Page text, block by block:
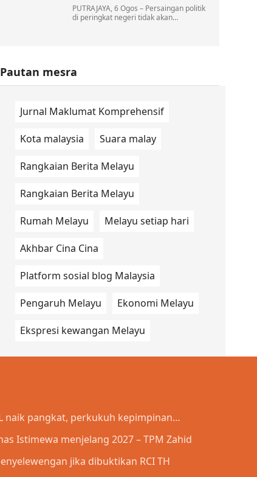
PUTRAJAYA, 6 Ogos – Persaingan politik
di peringkat negeri tidak akan
Pautan mesra
Jurnal Maklumat Komprehensif
Kota malaysia Suara malay
Rangkaian Berita Melayu
Rangkaian Berita Melayu
Rumah Melayu Melayu setiap hari
Akhbar Cina Cina
Platform sosial blog Malaysia
Pengaruh Melayu Ekonomi Melayu
Ekspresi kewangan Melayu
naik pangkat, perkukuh kepimpinan
Istimewa menjelang 2027 – TPM Zahid
jika dibuktikan RCI TH